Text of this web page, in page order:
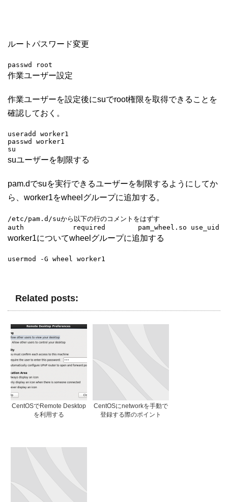
ルートパスワード変更
passwd root
作業ユーザー設定
作業ユーザーを設定後にsuでroot権限を取得できることを
確認しておく。
useradd worker1
passwd worker1
su
suユーザーを制限する
pam.dでsuを実行できるユーザーを制限するようにしてか
ら、worker1をwheelグループに追加する。
/etc/pam.d/suから以下の行のコメントをはずす
auth            required        pam_wheel.so use_uid
worker1についてwheelグループに追加する
usermod -G wheel worker1
Related posts:
CentOSでRemote Desktop
を利用する
CentOSにnetworkを手動で
登録する際のポイント